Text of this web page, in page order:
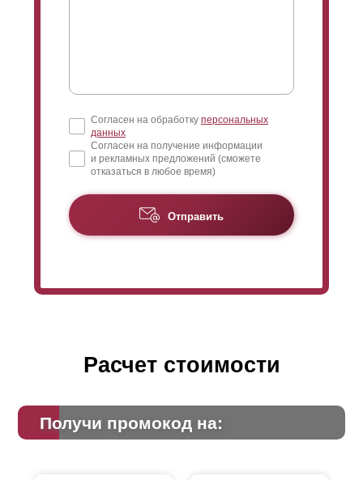
Согласен на обработку персональных
данных
Согласен на получение информации
и рекламных предложений (сможете
отказаться в любое время)
Отправить
Расчет стоимости
Получи промокод на: